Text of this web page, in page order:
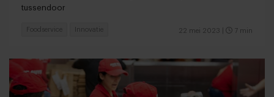
tussendoor
22 mei 2023 7 min
Foodservice Innovatie